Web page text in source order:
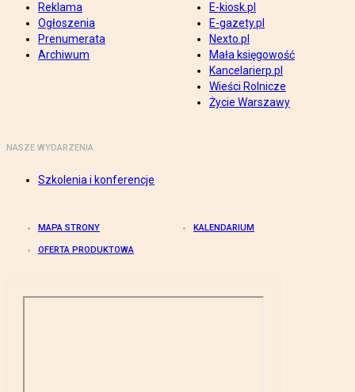
Reklama
Ogłoszenia
Prenumerata
Archiwum
E-kiosk.pl
E-gazety.pl
Nexto.pl
Mała księgowość
Kancelarierp.pl
Wieści Rolnicze
Życie Warszawy
NASZE WYDARZENIA
Szkolenia i konferencje
MAPA STRONY KALENDARIUM
OFERTA PRODUKTOWA